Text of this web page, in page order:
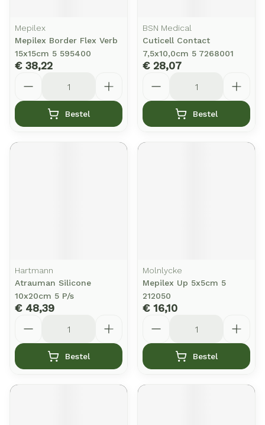
Mepilex
Mepilex Border Flex Verb
15x15cm 5 595400
€ 38,22
Bestel
BSN Medical
Cuticell Contact
7,5x10,0cm 5 7268001
€ 28,07
Bestel
Hartmann
Atrauman Silicone
10x20cm 5 P/s
€ 48,39
Bestel
Molnlycke
Mepilex Up 5x5cm 5
212050
€ 16,10
Bestel